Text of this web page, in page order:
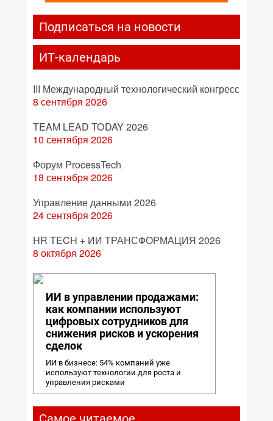
Подписаться на новости
ИТ-календарь
III Международный технологический конгресс
8 сентября 2026
TEAM LEAD TODAY 2026
10 сентября 2026
Форум ProcessTech
18 сентября 2026
Управление данными 2026
24 сентября 2026
HR TECH + ИИ ТРАНСФОРМАЦИЯ 2026
8 октября 2026
ИИ в управлении продажами:
как компании используют
цифровых сотрудников для
снижения рисков и ускорения
сделок
ИИ в бизнесе: 54% компаний уже
используют технологии для роста и
управления рисками